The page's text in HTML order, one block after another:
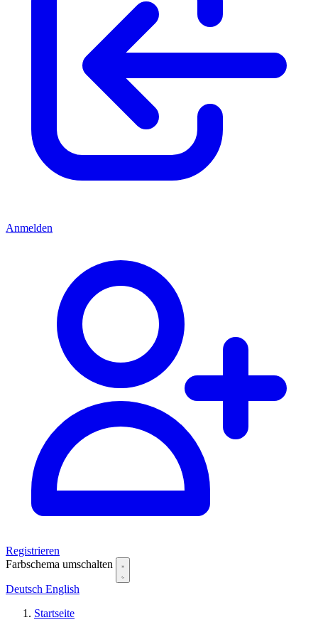
Anmelden
Registrieren
Farbschema umschalten
Deutsch English
Startseite